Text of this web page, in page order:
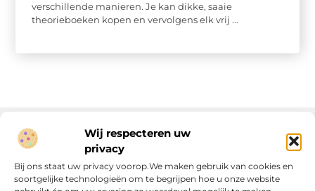
Wij respecteren uw
privacy
Bij ons staat uw privacy voorop.We maken gebruik van cookies en
soortgelijke technologieën om te begrijpen hoe u onze website
verschillende manieren. Je kan dikke, saaie
theorieboeken kopen en vervolgens elk vrij ...
Onze informatie